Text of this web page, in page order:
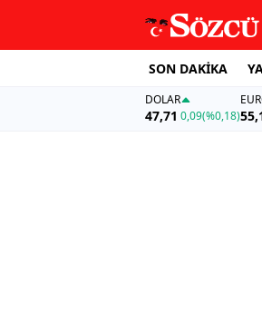
SON DAKİKA
DOLAR
47,71 0,09(%0,18)